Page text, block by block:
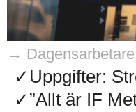
→
✓Uppgifter:
✓”Allt är IF